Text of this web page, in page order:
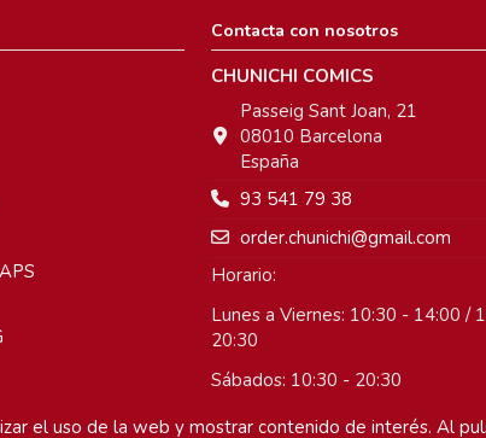
Contacta con nosotros
CHUNICHI COMICS
Passeig Sant Joan, 21
08010 Barcelona
España
93 541 79 38
order.chunichi@gmail.com
Horario:
Lunes a Viernes: 10:30 - 14:00 /
20:30
Sábados: 10:30 - 20:30
Domingos: Cerrado
el uso de la web y mostrar contenido de interés. Al